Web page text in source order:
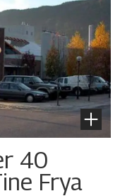
40
Frya